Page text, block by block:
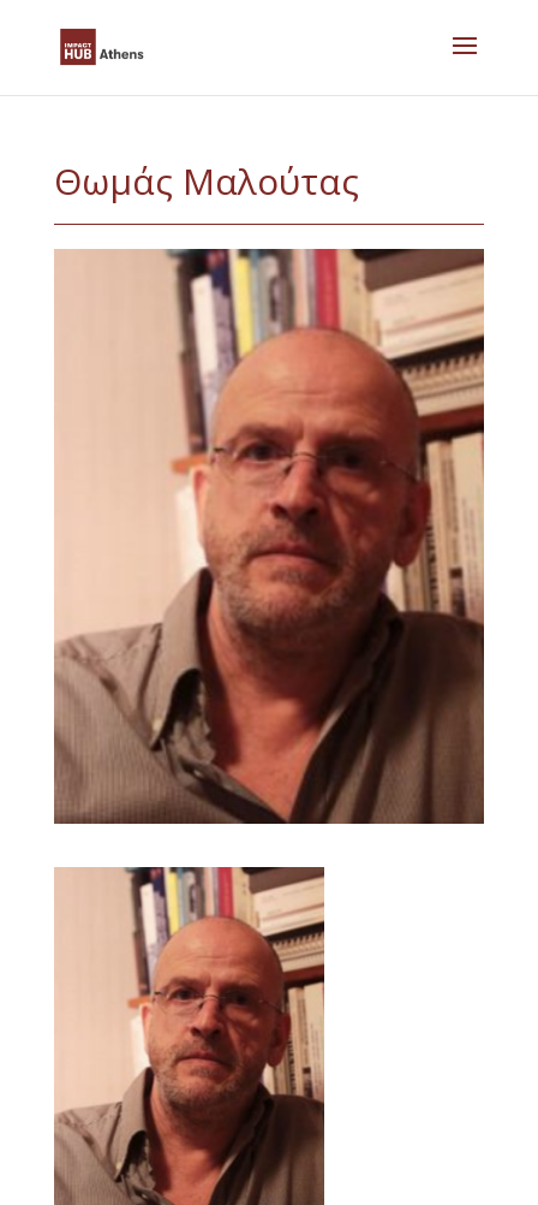
Θωμάς Μαλούτας